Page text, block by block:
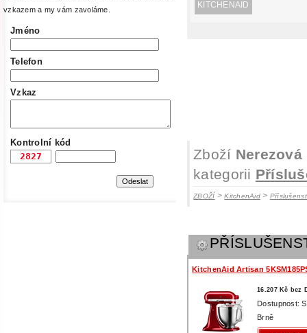
vzkazem a my vám zavoláme.
Jméno
Telefon
Vzkaz
Kontrolní kód
KITCHENAID
Zboží
kategorii
ZBOŽÍ >KitchenAid >
KitchenAid Artisan
16.207 Kč bez
Dostupnost:
Brně